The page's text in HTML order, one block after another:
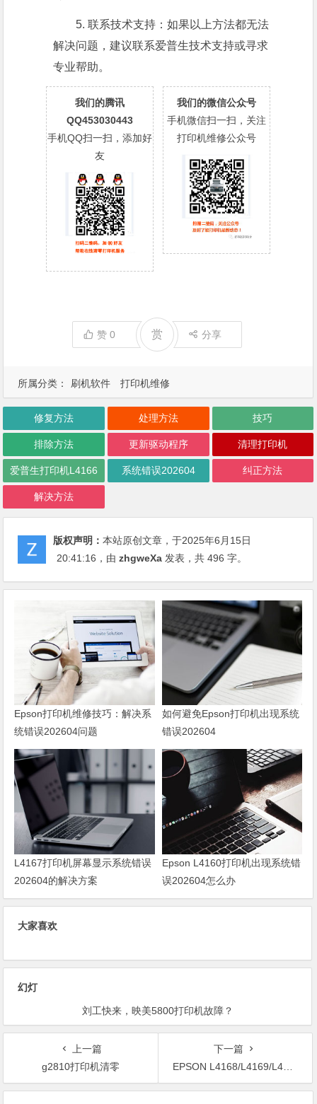
所属分类： 刷机软件 打印机维修
5. 联系技术支持：如果以上方法都无法
解决问题，建议联系爱普生技术支持或寻求
专业帮助。
我们的腾讯
QQ453030443
手机QQ扫一扫，添加好
友
我们的微信公众号
手机微信扫一扫，关注
打印机维修公众号
赞0 赏 分享
修复方法 处理方法 技巧
排除方法 更新驱动程序 清理打印机
爱普生打印机L4166 系统错误202604 纠正方法
解决方法
版权声明：本站原创文章，于2025年6月15日
20:41:16 ，由zhgweXa 发表，共 496 字。
Epson打印机维修技巧：解决系
统错误202604问题
如何避免Epson打印机出现系统
错误202604
L4167打印机屏幕显示系统错误
202604的解决方案
Epson L4160打印机出现系统错
误202604怎么办
大家喜欢
幻灯
请问哪有Epson 1500w清零软件？
上一篇
g2810打印机清零
下一篇
EPSON L4168/L4169/L4167打印机固件升级刷机常见问题解答